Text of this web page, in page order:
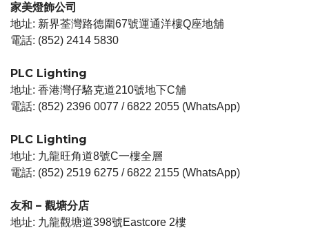
家美燈飾公司
地址: 新界荃灣路德圍67號運通洋樓Q座地舖
電話: (852) 2414 5830
PLC Lighting
地址: 香港灣仔駱克道210號地下C舖
電話: (852) 2396 0077 / 6822 2055 (WhatsApp)
PLC Lighting
地址: 九龍旺角道8號C一樓全層
電話: (852) 2519 6275 / 6822 2155 (WhatsApp)
友和 – 觀塘分店
地址: 九龍觀塘道398號Eastcore 2樓